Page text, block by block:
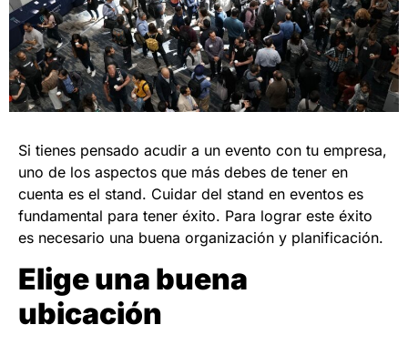
Si tienes pensado acudir a un evento con tu empresa,
uno de los aspectos que más debes de tener en
cuenta es el stand. Cuidar del stand en eventos es
fundamental para tener éxito. Para lograr este éxito
es necesario una buena organización y planificación.
Elige una buena
ubicación